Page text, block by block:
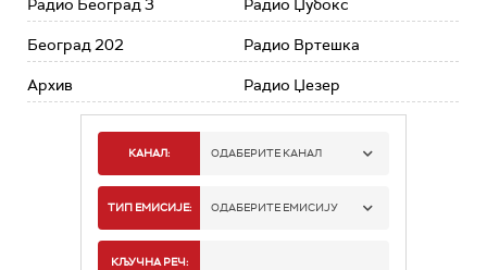
Радио Београд 3
Београд 202
Архив
Радио Џубокс
Радио Вртешка
Радио Џезер
КАНАЛ: ОДАБЕРИТЕ КАНАЛ
РАДИО БЕОГРАД 1
ТИП ЕМИСИЈЕ: ОДАБЕРИТЕ ЕМИСИЈУ
КЉУЧНА РЕЧ: